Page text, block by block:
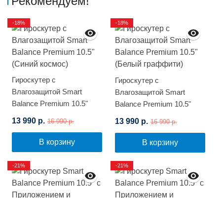
Гироскутер с
Влагозащитой Smart
Balance Premium 10.5"
(Синий космос)
13 990 р. 16 990 р.
В корзину
-18%
Гироскутер с
Влагозащитой Smart
Balance Premium 10.5"
(Белый граффити)
13 990 р. 16 990 р.
В корзину
-18%
-21% -21%